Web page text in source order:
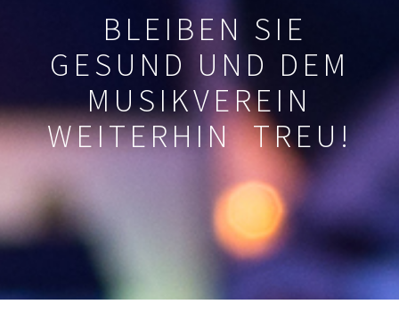
BLEIBEN SIE
GESUND UND DEM
MUSIKVEREIN
WEITERHIN TREU!